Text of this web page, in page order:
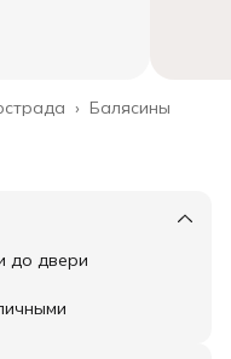
Балясины
›
до двери